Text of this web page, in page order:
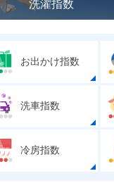
洗濯指数
お出かけ指数
洗車指数
冷房指数